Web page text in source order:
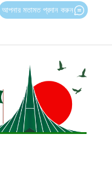
আপনার মতামত প্রদান করুন